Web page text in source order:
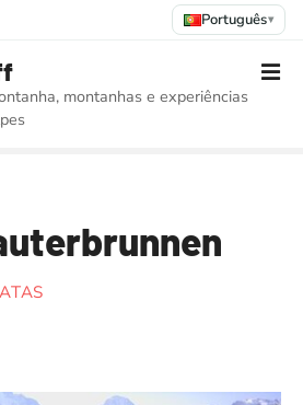
Português▾
montanhas e experiências